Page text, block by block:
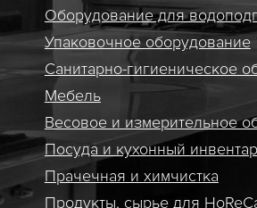
Оборудование для
Упаковочное оборудование
Санитарно-гигиеническое
Мебель
Весовое и измерительное
Посуда и кухонный
Прачечная и химчистка
Продукты, сырье для